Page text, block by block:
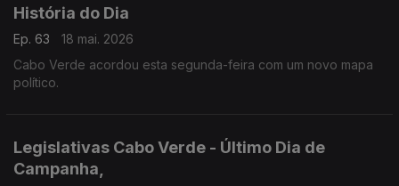
História do Dia
Ep. 63
18 mai. 2026
Cabo Verde acordou esta segunda-feira com um novo mapa
político.
Legislativas Cabo Verde - Último Dia de
Campanha,